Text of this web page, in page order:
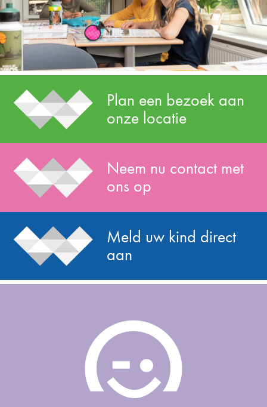
Plan een bezoek aan
onze locatie
Neem nu contact met
ons op
Meld uw kind direct
aan